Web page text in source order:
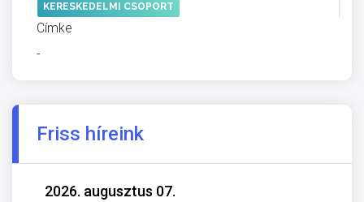
KERESKEDELMI CSOPORT
Címke
-
Friss híreink
2026. augusztus 07.